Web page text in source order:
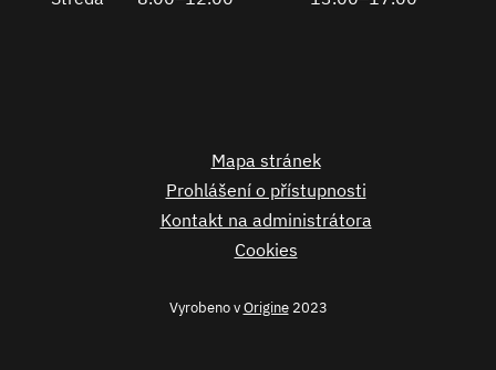
Mapa stránek
Prohlášení o přístupnosti
Kontakt na administrátora
Cookies
Vyrobeno vOrigine2023